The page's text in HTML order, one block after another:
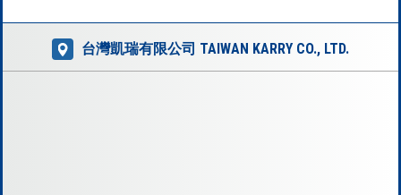
台灣凱瑞有限公司 TAIWAN KARRY CO., LTD.